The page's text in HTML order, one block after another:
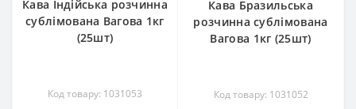
Кава Індійська розчинна
сублімована Вагова 1кг
(25шт)
Код товару: 1031053
Кава Бразильська
розчинна сублімована
Вагова 1кг (25шт)
Код товару: 1031052